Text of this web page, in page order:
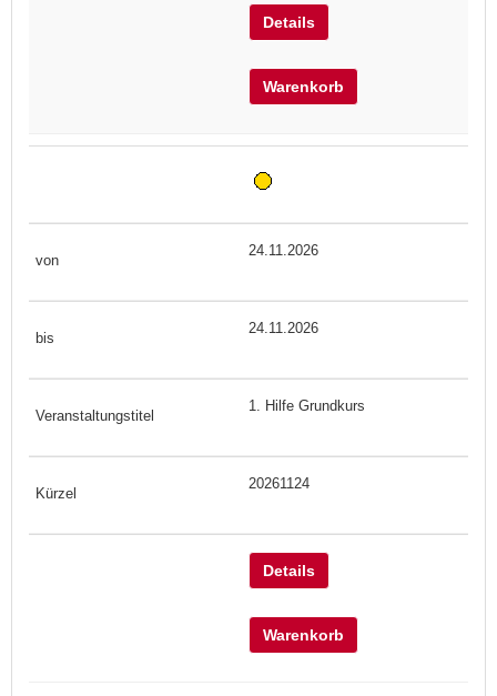
Details
Warenkorb
24.11.2026
24.11.2026
1. Hilfe Grundkurs
20261124
Details
Warenkorb